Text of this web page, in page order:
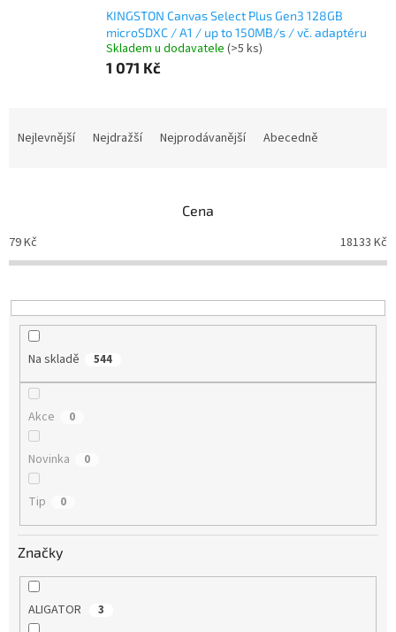
KINGSTON Canvas Select Plus Gen3 128GB
microSDXC / A1 / up to 150MB/s / vč. adaptéru
Skladem u dodavatele (>5 ks)
1 071 Kč
p
r
o
u
Nejlevnější Nejdražší Nejprodávanější Abecedně
Cena
79Kč 18133 Kč
Na skladě 544
Akce 0
Novinka 0
Tip 0
Značky
ALIGATOR 3